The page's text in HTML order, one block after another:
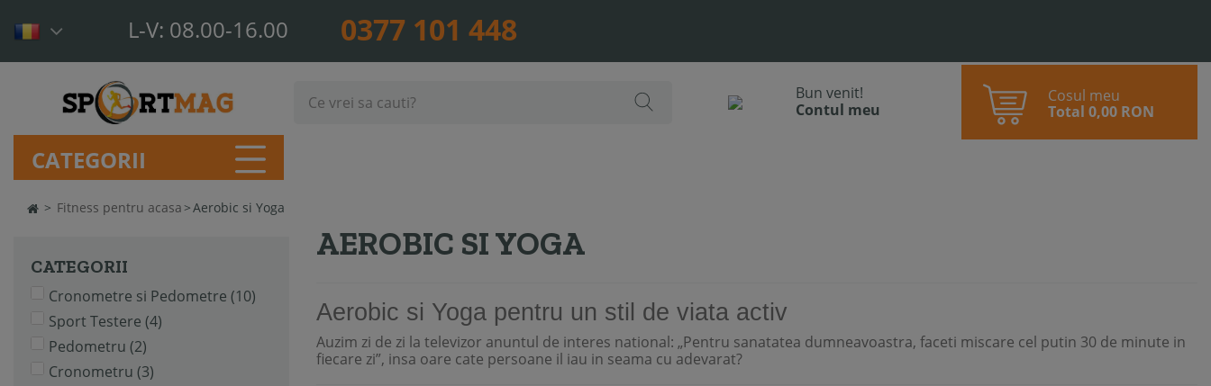
L-V: 08.00-16.00 0377 101 448
bun venit!
contul meu
Cosul meu
Total 0,00 RON
CATEGORII
> Fitness pentru acasa >Aerobic si Yoga
CATEGORII
Cronometre si Pedometre (10)
Sport Testere (4)
Pedometru (2)
Cronometru (3)
AEROBIC SI YOGA
Aerobic si Yoga pentru un stil de viata activ
Auzim zi de zi la televizor anuntul de interes national: „Pentru sanatatea dumneavoastra, faceti miscare cel putin 30 de minute in
fiecare zi”, insa oare cate persoane il iau in seama cu adevarat?